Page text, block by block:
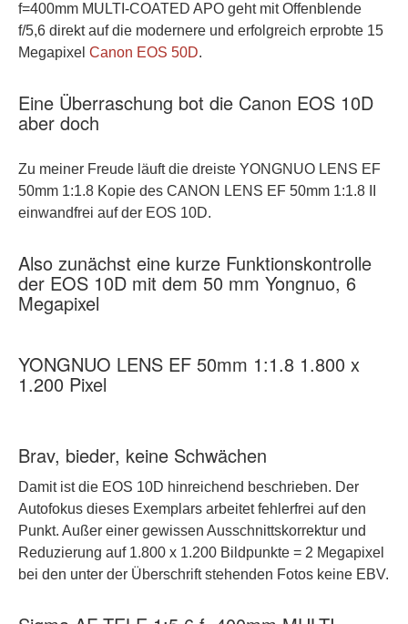
f=400mm MULTI-COATED APO geht mit Offenblende
f/5,6 direkt auf die modernere und erfolgreich erprobte 15
Megapixel Canon EOS 50D.
Eine Überraschung bot die Canon EOS 10D
aber doch
Zu meiner Freude läuft die dreiste YONGNUO LENS EF
50mm 1:1.8 Kopie des CANON LENS EF 50mm 1:1.8 II
einwandfrei auf der EOS 10D.
Also zunächst eine kurze Funktionskontrolle
der EOS 10D mit dem 50 mm Yongnuo, 6
Megapixel
YONGNUO LENS EF 50mm 1:1.8 1.800 x
1.200 Pixel
Brav, bieder, keine Schwächen
Damit ist die EOS 10D hinreichend beschrieben. Der
Autofokus dieses Exemplars arbeitet fehlerfrei auf den
Punkt. Außer einer gewissen Ausschnittskorrektur und
Reduzierung auf 1.800 x 1.200 Bildpunkte = 2 Megapixel
bei den unter der Überschrift stehenden Fotos keine EBV.